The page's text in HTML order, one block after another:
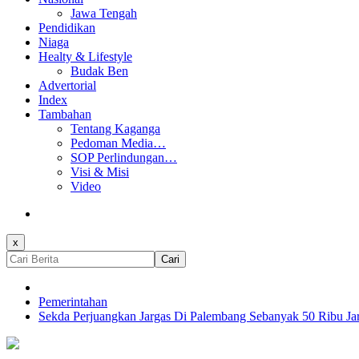
Jawa Tengah
Pendidikan
Niaga
Healty & Lifestyle
Budak Ben
Advertorial
Index
Tambahan
Tentang Kaganga
Pedoman Media…
SOP Perlindungan…
Visi & Misi
Video
x
Cari
Pemerintahan
Sekda Perjuangkan Jargas Di Palembang Sebanyak 50 Ribu